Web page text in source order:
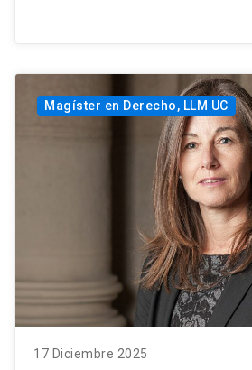
Magíster en Derecho, LLM UC
17 Diciembre 2025